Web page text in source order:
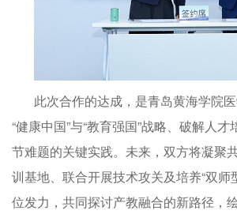
此次合作的达成，是青岛黄海学院
“健康中国”与“教育强国”战略、破解人
节难题的关键实践。未来，双方将凝聚
训基地、联合开展技术攻关及培养“双师
位发力，共同探讨产教融合的新路径，